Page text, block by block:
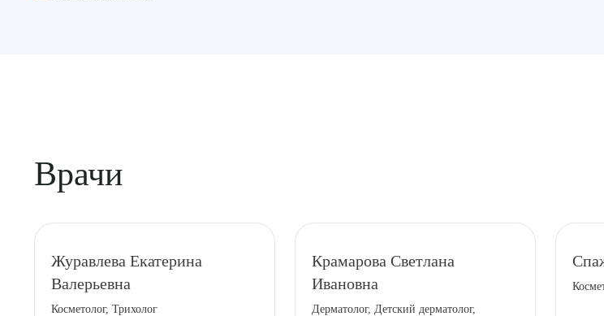
Врачи
Журавлева Екатерина
Валерьевна
Косметолог, Трихолог
Крамарова Светлана
Ивановна
Дерматолог, Детский дерматолог,
Выберите сопутствующую